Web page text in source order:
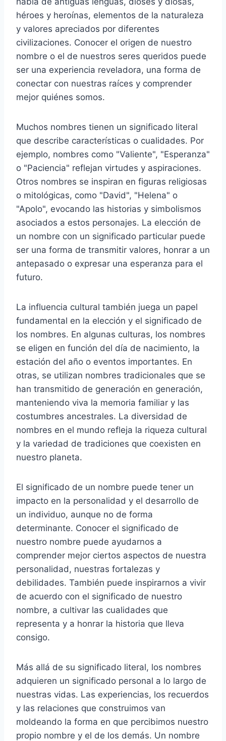
héroes y heroínas, elementos de la naturaleza
y valores apreciados por diferentes
civilizaciones. Conocer el origen de nuestro
nombre o el de nuestros seres queridos puede
ser una experiencia reveladora, una forma de
conectar con nuestras raíces y comprender
mejor quiénes somos.
Muchos nombres tienen un significado literal
que describe características o cualidades. Por
ejemplo, nombres como "Valiente", "Esperanza"
o "Paciencia" reflejan virtudes y aspiraciones.
Otros nombres se inspiran en figuras religiosas
o mitológicas, como "David", "Helena" o
"Apolo", evocando las historias y simbolismos
asociados a estos personajes. La elección de
un nombre con un significado particular puede
ser una forma de transmitir valores, honrar a un
antepasado o expresar una esperanza para el
futuro.
La influencia cultural también juega un papel
fundamental en la elección y el significado de
los nombres. En algunas culturas, los nombres
se eligen en función del día de nacimiento, la
estación del año o eventos importantes. En
otras, se utilizan nombres tradicionales que se
han transmitido de generación en generación,
manteniendo viva la memoria familiar y las
costumbres ancestrales. La diversidad de
nombres en el mundo refleja la riqueza cultural
y la variedad de tradiciones que coexisten en
nuestro planeta.
El significado de un nombre puede tener un
impacto en la personalidad y el desarrollo de
un individuo, aunque no de forma
determinante. Conocer el significado de
nuestro nombre puede ayudarnos a
comprender mejor ciertos aspectos de nuestra
personalidad, nuestras fortalezas y
debilidades. También puede inspirarnos a vivir
de acuerdo con el significado de nuestro
nombre, a cultivar las cualidades que
representa y a honrar la historia que lleva
consigo.
Más allá de su significado literal, los nombres
adquieren un significado personal a lo largo de
nuestras vidas. Las experiencias, los recuerdos
y las relaciones que construimos van
moldeando la forma en que percibimos nuestro
propio nombre y el de los demás. Un nombre